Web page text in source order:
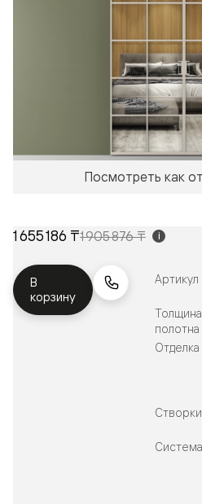
Посмотреть как
1 655 186 ₸1 905 876 ₸ i
В
корзину
Артикул
Толщина
полотна
Отделка
Створки
Система